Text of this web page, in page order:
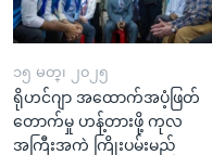
၁၅ မတ္၊ ၂၀၂၅
ရိုဟင်ဂျာ အထောက်အပံ့ဖြတ်
တောက်မှု ဟန့်တားဖို့ ကုလ
အကြီးအကဲ ကြိုးပမ်းမည်